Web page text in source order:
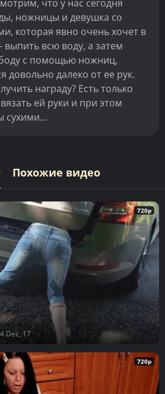
что у нас сегодня
ножницы и девушка со
которая явно очень хочет в
выпить всю воду, а затем
с помощью ножниц,
довольно далеко от ее рук.
награду? Есть только
ей руки и при этом
сухими...
Похожие видео
720p
Dec, 17
720p